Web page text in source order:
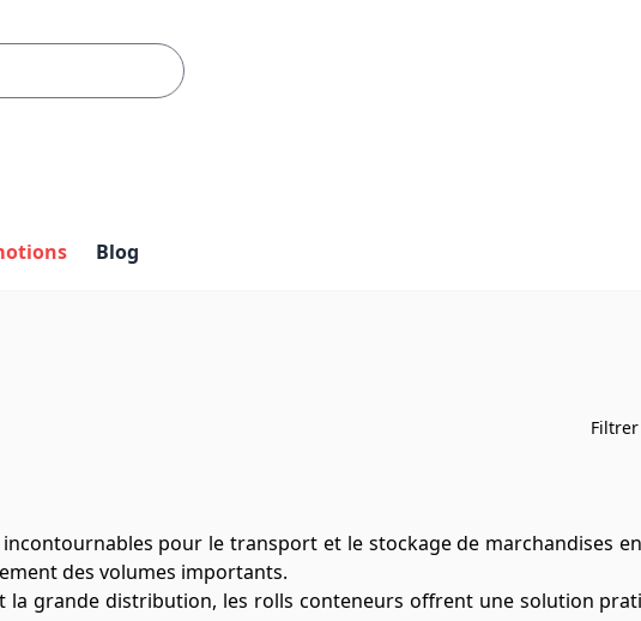
Blog
pour le transport et le stockage de marchandises
des volumes importants.
la grande distribution, les rolls conteneurs offrent une solution